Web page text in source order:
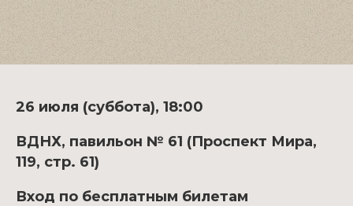
26 июля (суббота), 18:00
ВДНХ, павильон № 61 (Проспект Мира,
119, стр. 61)
Вход по бесплатным билетам